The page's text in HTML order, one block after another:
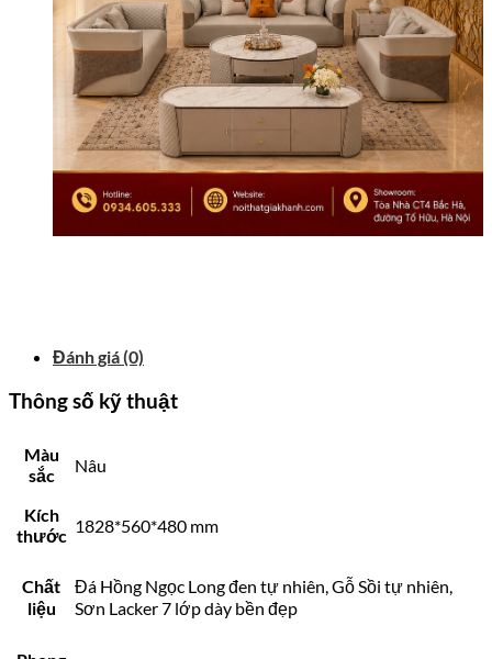
Đánh giá (0)
Thông số kỹ thuật
Màu
sắc
Nâu
Kích
thước 1828*560*480 mm
Chất
liệu
Đá Hồng Ngọc Long đen tự nhiên, Gỗ Sồi tự nhiên,
Sơn Lacker 7 lớp dày bền đẹp